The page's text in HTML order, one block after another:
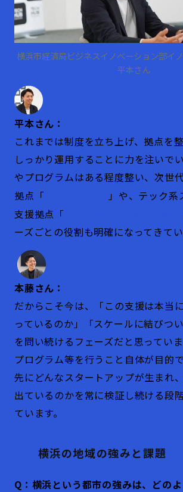
横浜市経済局ビジネスイノベーション部イ
平本さん
平本さん：
これまでは制度を立ち上げ、拠点を
しっかり運用することに力を注いで
やプログラムはある程度整い、次世
拠点「
」や、テック系
支援拠点「
ーズごとの役割も明確になってきてい
本藤さん：
だからこそ今は、「この支援は本当
っているのか」「スケールに結びつ
を問い続けるフェーズだと思っていま
プログラム等を行うこと自体が目的
先にどんなスタートアップが生まれ
出ているのかを常に検証し続ける段
ています。
横浜の地域の強みと課題
Q：横浜という都市の強みは、どの